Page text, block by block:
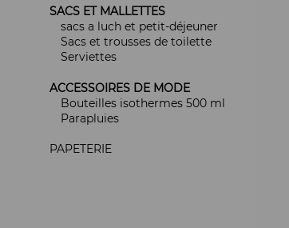
SACS ET MALLETTES
sacs a luch et petit-déjeuner
Sacs et trousses de toilette
Serviettes
ACCESSOIRES DE MODE
Bouteilles isothermes 500 ml
Parapluies
PAPETERIE